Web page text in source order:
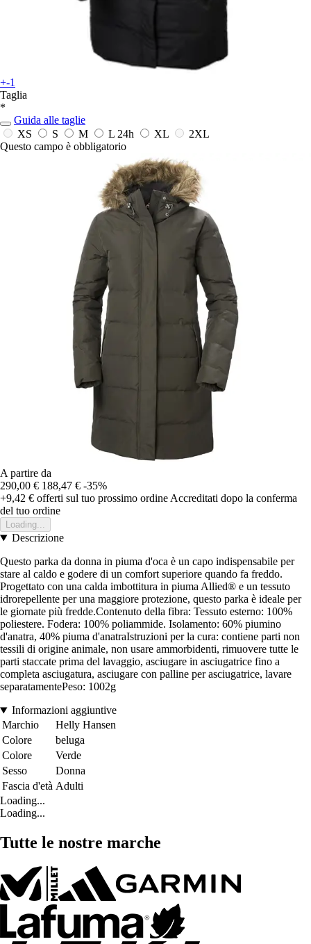
+-1
Taglia
*
Guida alle taglie
XS
S M L 24h XL
2XL
Questo campo è obbligatorio
A partire da
290,00 € 188,47 € -35%
+9,42 € offerti sul tuo prossimo ordine Accreditati dopo la conferma
del tuo ordine
Loading...
Descrizione
Questo parka da donna in piuma d'oca è un capo indispensabile per
stare al caldo e godere di un comfort superiore quando fa freddo.
Progettato con una calda imbottitura in piuma Allied® e un tessuto
idrorepellente per una maggiore protezione, questo parka è ideale per
le giornate più fredde.Contenuto della fibra: Tessuto esterno: 100%
poliestere. Fodera: 100% poliammide. Isolamento: 60% piumino
d'anatra, 40% piuma d'anatraIstruzioni per la cura: contiene parti non
tessili di origine animale, non usare ammorbidenti, rimuovere tutte le
parti staccate prima del lavaggio, asciugare in asciugatrice fino a
completa asciugatura, asciugare con palline per asciugatrice, lavare
separatamentePeso: 1002g
Informazioni aggiuntive
Marchio
Helly Hansen
Colore
beluga
Colore
Verde
Sesso
Donna
Fascia d'età Adulti
Loading...
Loading...
Tutte le nostre marche